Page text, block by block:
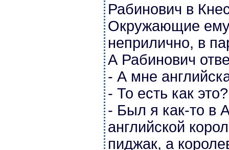
Рабинович в
Окружающие
неприлично, в
А Рабинович
- А мне
- То есть как
- Был я как-то в
английской
пиджак, а